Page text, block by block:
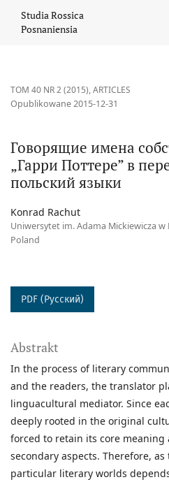
Studia Rossica
Posnaniensia
TOM 40 NR 2 (2015),ARTICLES
Говорящие имена
„Гарри Поттере” в
польский языки
Opublikowane 2015-12-31
Konrad Rachut
Uniwersytet im. Adama Mickiewicza w
Poland
PDF (Русский)
Abstrakt
In the process of literary
and the readers, the translator
linguacultural mediator. Since
deeply rooted in the original
forced to retain its core meaning
secondary aspects. Therefore,
particular literary worlds